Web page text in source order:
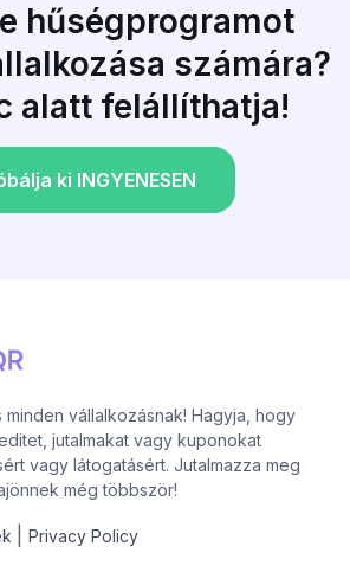
hűségprogramot
számára?
alatt felállíthatja!
ki INGYENESEN
minden vállalkozásnak! Hagyja, hogy
jutalmakat vagy kuponokat
vagy látogatásért. Jutalmazza meg
még többször!
Privacy Policy